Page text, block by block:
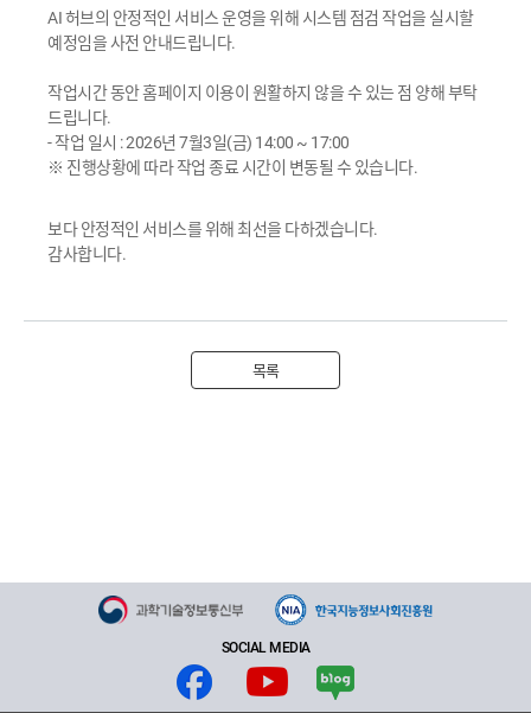
커뮤니티
AI 개발지원
고객지원
AI 허브의 안정적인 서비스 운영을 위해 시스템 점검 작업을 실시할
예정임을 사전 안내드립니다.
작업시간 동안 홈페이지 이용이 원활하지 않을 수 있는 점 양해 부탁
드립니다.
- 작업 일시 : 2026년 7월3일(금) 14:00 ~ 17:00
※ 진행상황에 따라 작업 종료 시간이 변동될 수 있습니다.
보다 안정적인 서비스를 위해 최선을 다하겠습니다.
감사합니다.
목록
SOCIAL MEDIA